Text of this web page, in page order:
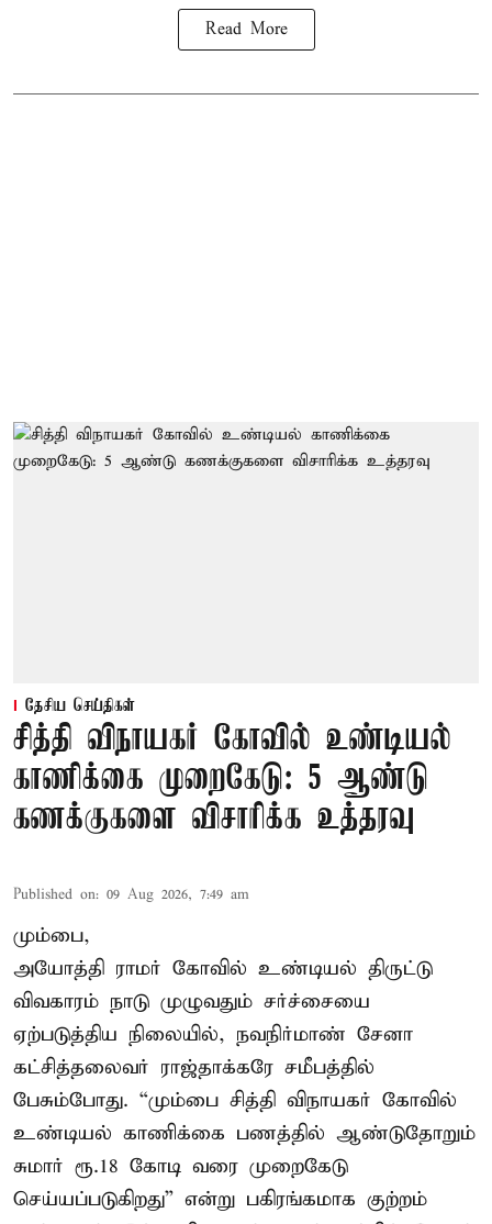
Read More
தேசிய செய்திகள்
சித்தி விநாயகர் கோவில் உண்டியல்
காணிக்கை முறைகேடு: 5 ஆண்டு
கணக்குகளை விசாரிக்க உத்தரவு
Published on: 09 Aug 2026, 7:49 am
மும்பை,
அயோத்தி ராமர் கோவில் உண்டியல் திருட்டு
விவகாரம் நாடு முழுவதும் சர்ச்சையை
ஏற்படுத்திய நிலையில், நவநிர்மாண் சேனா
கட்சித்தலைவர் ராஜ்தாக்கரே சமீபத்தில்
பேசும்போது. “மும்பை சித்தி விநாயகர் கோவில்
உண்டியல் காணிக்கை பணத்தில் ஆண்டுதோறும்
சுமார் ரூ.18 கோடி வரை முறைகேடு
செய்யப்படுகிறது” என்று பகிரங்கமாக குற்றம்